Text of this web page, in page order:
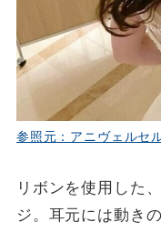
参照元：アニヴェルセ
リボンを使用した
ジ。耳元には動き